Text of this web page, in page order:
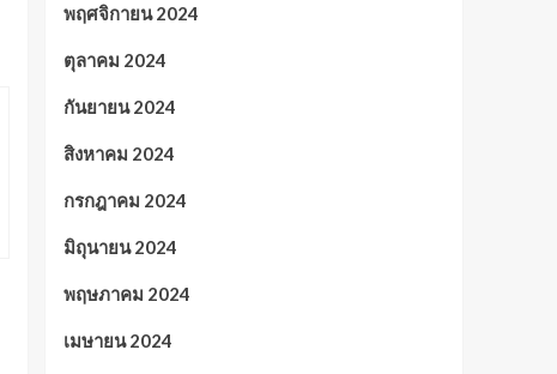
พฤศจิกายน 2024
ตุลาคม 2024
กันยายน 2024
สิงหาคม 2024
กรกฎาคม 2024
มิถุนายน 2024
พฤษภาคม 2024
เมษายน 2024